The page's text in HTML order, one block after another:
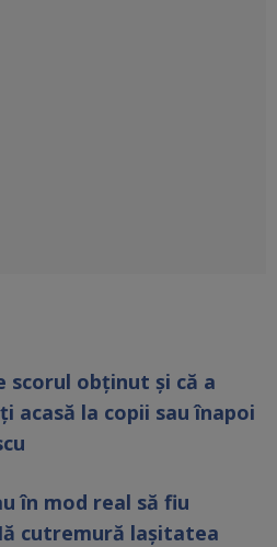
scorul obținut și că a
acasă la copii sau înapoi
în mod real să fiu
cutremură lașitatea